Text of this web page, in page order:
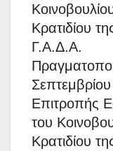
Κρατιδίου
Γ.Α.Δ.Α.
Επιτροπής
του
Κρατιδίου